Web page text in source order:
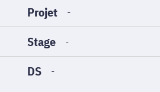
Projet -
Stage -
DS -